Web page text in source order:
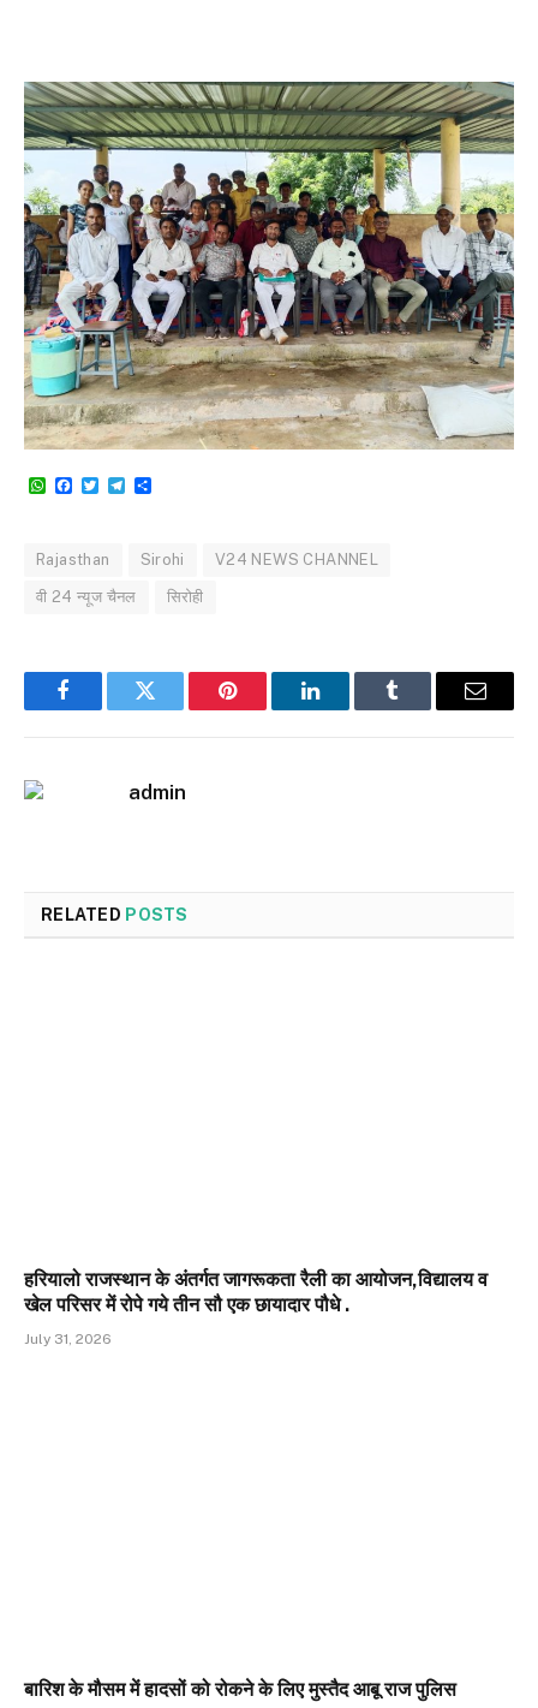
WhatsApp
Facebook
TwitterTelegram
Rajasthan Sirohi V24 NEWS CHANNEL
वी 24 न्यूज चैनल सिरोही
FacebookTwitter Pinterest LinkedInTumblr Email
admin
RELATED POSTS
हरियालो राजस्थान के अंतर्गत जागरूकता रैली का आयोजन,विद्यालय व
खेल परिसर में रोपे गये तीन सौ एक छायादार पौधे .
July 31, 2026
बारिश के मौसम में हादसों को रोकने के लिए मुस्तैद आबू राज पुलिस